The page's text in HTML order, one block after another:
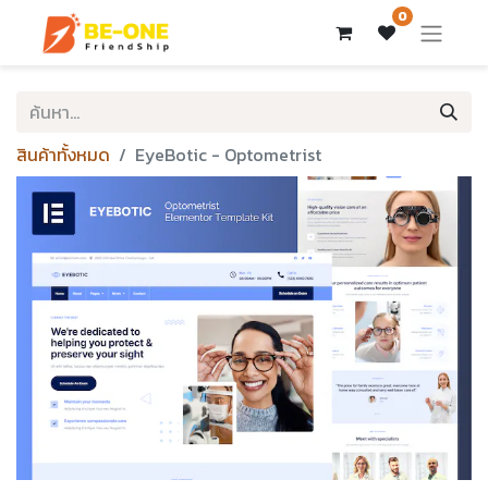
0
สินค้าทั้งหมด EyeBotic - Optometrist